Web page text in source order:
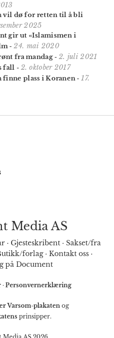
vil dø for retten til å bli
2025
gir ut «Islamismen i
-24. mai 2020
fra mandag- 2. juli 2021
fall - 2. oktober 2017
plass i Koranen-17.
Media AS
· Gjesteskribent · Sakset/fra
forlag· Kontakt oss·
på Document
· Personvernerklæring
Varsom-plakaten og
prinsipper.